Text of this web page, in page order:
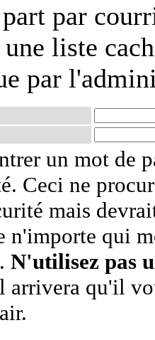
par
liste
par
un mot de
Ceci ne
mais
n'importe qui
N'utilisez pas
qu'il